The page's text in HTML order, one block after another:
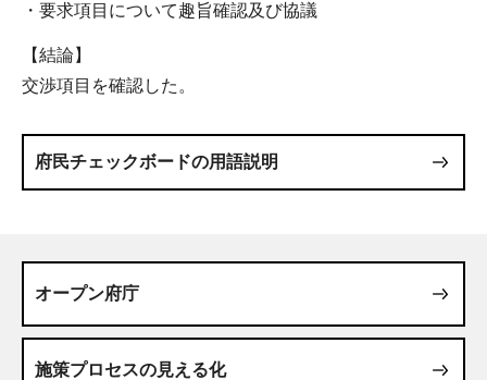
・要求項目について趣旨確認及び協議
【結論】
交渉項目を確認した。
府民チェックボードの用語説明
オープン府庁
施策プロセスの見える化